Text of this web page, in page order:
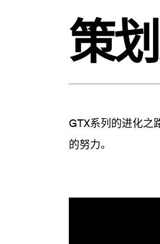
策
GTX系列的进化之
的努力。